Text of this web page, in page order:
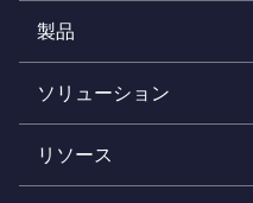
製品
ソリューション
リソース